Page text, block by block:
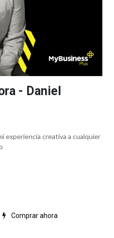
- Daniel
experiencia creativa a cualquier
Comprar ahora